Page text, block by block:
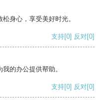
身心，享受美好时光。
支持[0] 反对[0]
的办公提供帮助。
支持[0] 反对[0]